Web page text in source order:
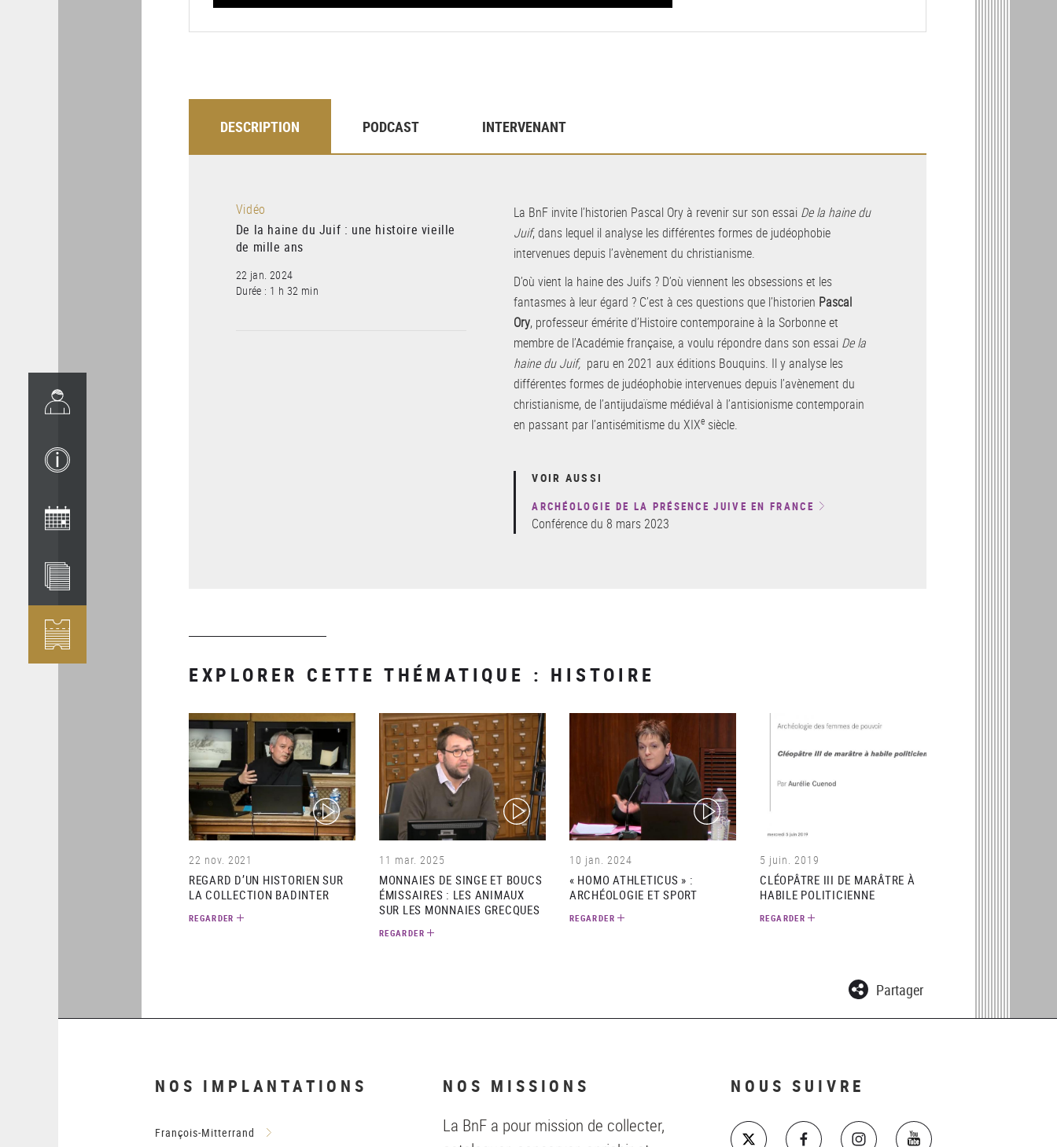
DESCRIPTION PODCAST INTERVENANT
Vidéo
De la haine du Juif : une histoire vieille
de mille ans
22 jan. 2024
Durée : 1 h 32 min
La BnF invite l’historien Pascal Ory à revenir sur son essai De la haine du
Juif, dans lequel il analyse les différentes formes de judéophobie
intervenues depuis l’avènement du christianisme.
D’où vient la haine des Juifs ? D’où viennent les obsessions et les
fantasmes à leur égard ? C’est à ces questions que l’historien Pascal
Ory, professeur émérite d’Histoire contemporaine à la Sorbonne et
membre de l’Académie française, a voulu répondre dans son essai De la
haine du Juif, paru en 2021 aux éditions Bouquins. Il y analyse les
différentes formes de judéophobie intervenues depuis l’avènement du
christianisme, de l’antijudaïsme médiéval à l’antisionisme contemporain
en passant par l’antisémitisme du XIXe siècle.
VOIR AUSSI
ARCHÉOLOGIE DE LA PRÉSENCE JUIVE EN FRANCE
Conférence du 8 mars 2023
EXPLORER CETTE THÉMATIQUE : HISTOIRE
(video)
22 nov. 2021
REGARD D’UN HISTORIEN SUR
LA COLLECTION BADINTER
REGARDER
(video)
11 mar. 2025
MONNAIES DE SINGE ET BOUCS
ÉMISSAIRES : LES ANIMAUX
SUR LES MONNAIES GRECQUES
REGARDER
(video)
10 jan. 2024
« HOMO ATHLETICUS » :
ARCHÉOLOGIE ET SPORT
REGARDER
5 juin. 2019
CLÉOPÂTRE III DE MARÂTRE À
HABILE POLITICIENNE
REGARDER
Partager
NOS IMPLANTATIONS
François-Mitterrand
NOS MISSIONS
La BnF a pour mission de collecter,
NOUS SUIVRE